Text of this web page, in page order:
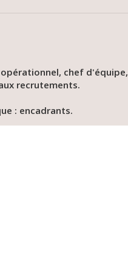
chef d'équipe,
recrutements.
: encadrants.